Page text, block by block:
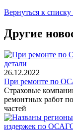
Вернуться к списку
Другие
26.12.2022
При ремонте по
Страховые
ремонтных работ
частей